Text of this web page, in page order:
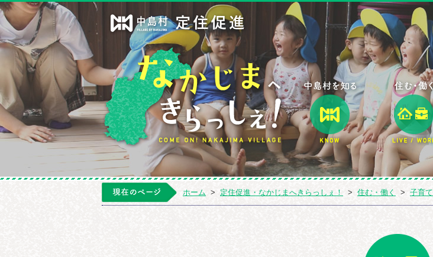
中島村定住促進・なかじまへきらっしぇ
中島村を知る
ホーム > 定住促進・なかじまへきらっしぇ！ > 住む・働く > 子育て